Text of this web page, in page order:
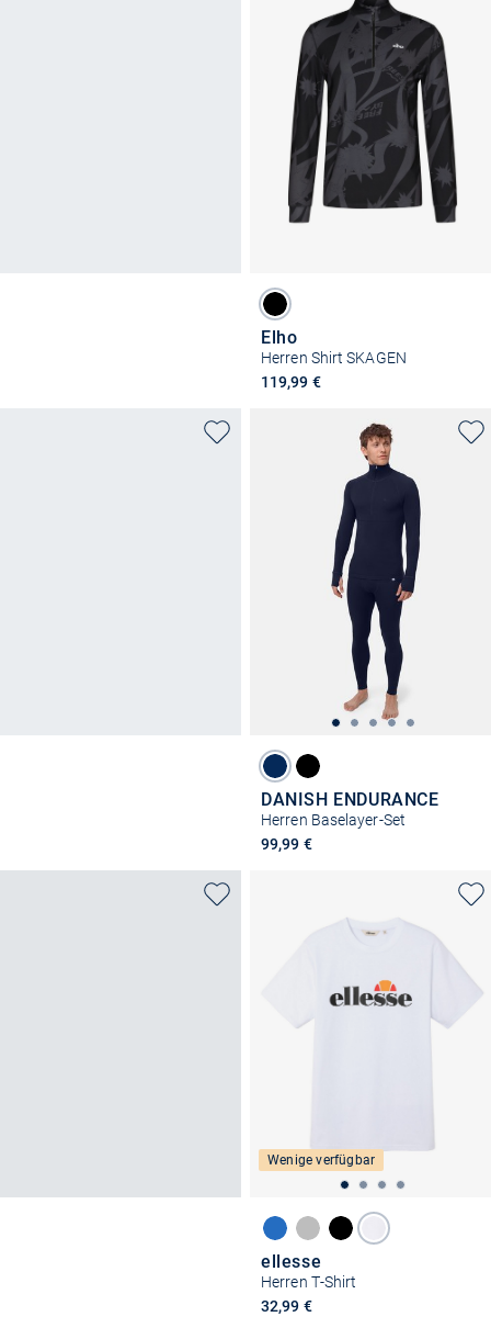
Elho
Herren Shirt SKAGEN
119,99 €
DANISH ENDURANCE
Herren Baselayer-Set
99,99 €
Wenige verfügbar
ellesse
Herren T-Shirt
32,99 €